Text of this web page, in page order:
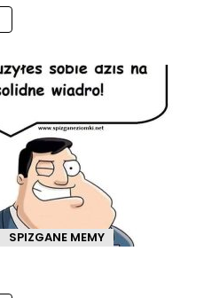
SPIZGANE MEMY